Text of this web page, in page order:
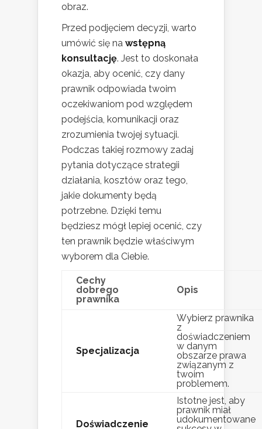
obraz.
Przed podjęciem decyzji, warto
umówić się na wstępną
konsultację. Jest to doskonała
okazja, aby ocenić, czy dany
prawnik odpowiada twoim
oczekiwaniom pod względem
podejścia, komunikacji oraz
zrozumienia twojej sytuacji.
Podczas takiej rozmowy zadaj
pytania dotyczące strategii
działania, kosztów oraz tego,
jakie dokumenty będą
potrzebne. Dzięki temu
będziesz mógł lepiej ocenić, czy
ten prawnik będzie właściwym
wyborem dla Ciebie.
Cechy
dobrego
prawnika
Opis
Specjalizacja
Wybierz prawnika
z
doświadczeniem
w danym
obszarze prawa
związanym z
twoim
problemem.
Doświadczenie
Istotne jest, aby
prawnik miał
udokumentowane